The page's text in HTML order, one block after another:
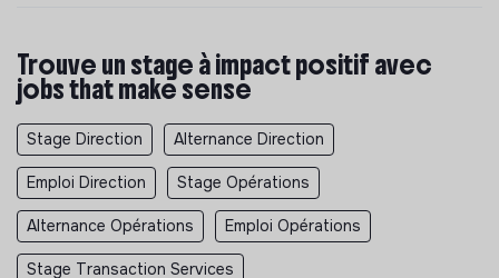
Trouve un stage à impact positif avec
jobs that make sense
Stage Direction Alternance Direction
Emploi Direction Stage Opérations
Alternance Opérations Emploi Opérations
Stage Transaction Services